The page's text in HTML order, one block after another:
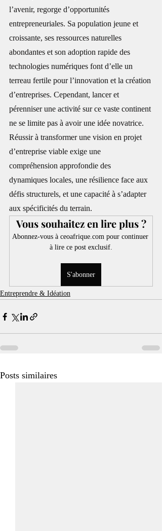
l’avenir, regorge d’opportunités
entrepreneuriales. Sa population jeune et
croissante, ses ressources naturelles
abondantes et son adoption rapide des
technologies numériques font d’elle un
terreau fertile pour l’innovation et la création
d’entreprises. Cependant, lancer et
pérenniser une activité sur ce vaste continent
ne se limite pas à avoir une idée novatrice.
Réussir à transformer une vision en projet
d’entreprise viable exige une
compréhension approfondie des
dynamiques locales, une résilience face aux
défis structurels, et une capacité à s’adapter
aux spécificités du terrain.
Vous souhaitez en lire plus ?
Abonnez-vous à ceoafrique.com pour continuer
à lire ce post exclusif.
S'abonner
Entreprendre & Idéation
Posts similaires